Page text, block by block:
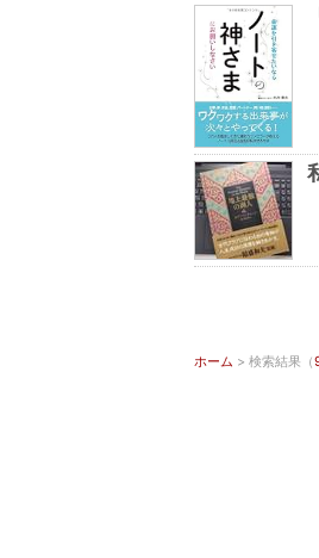
ホーム > 検索結果（